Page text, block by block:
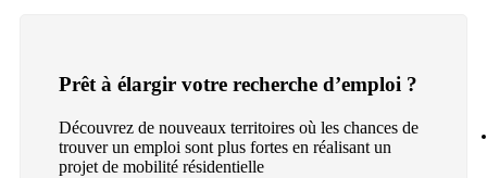
Prêt à élargir votre recherche d’emploi ?
Découvrez de nouveaux territoires où les chances de
trouver un emploi sont plus fortes en réalisant un
projet de mobilité résidentielle